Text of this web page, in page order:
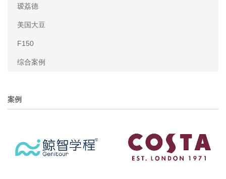
瑷荔德
美国大豆
F150
综合案例
案例